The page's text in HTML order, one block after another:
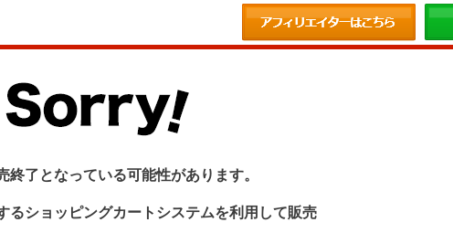
了となっている可能性があります。
るショッピングカートシステムを利用して販売